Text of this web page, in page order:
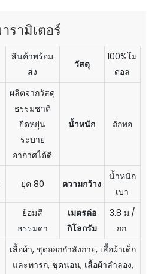
รามิเตอร์
สินค้าพร้อม
ส่ง
วัสดุ
100%โม
ดอล
ผลิตจากวัสดุ
ธรรมชาติ
ยืดหยุ่น
ระบาย
อากาศได้ดี
น้ำหนัก ถักทอ
ยุค 80 ความกว้าง
น้ำหนัก
เบา
ย้อมสี
ธรรมดา
เมตรต่อ
กิโลกรัม
3.8 ม./
กก.
เสื้อผ้า, ชุดออกกำลังกาย, เสื้อผ้าเด็ก
และทารก, ชุดนอน, เสื้อผ้าลำลอง,